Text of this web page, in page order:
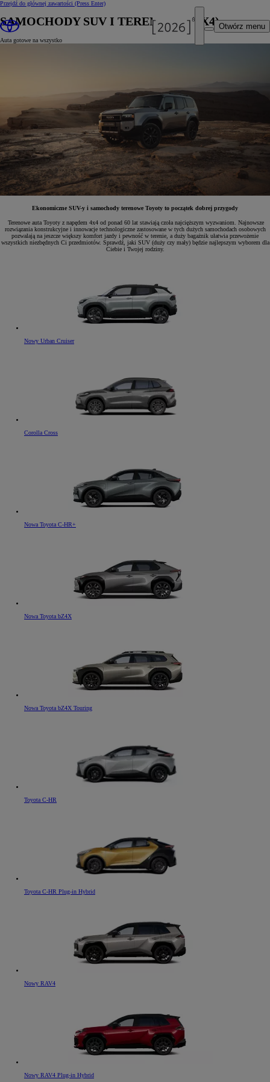
Przejdź do głównej zawartości (Press Enter)
Otwórz menu
SAMOCHODY SUV I TERENOWE (4X4)
Auta gotowe na wszystko
Ekonomiczne SUV-y i samochody terenowe Toyoty to początek dobrej przygody
Terenowe auta Toyoty z napędem 4x4 od ponad 60 lat stawiają czoła najcięższym wyzwaniom. Najnowsze
rozwiązania konstrukcyjne i innowacje technologiczne zastosowane w tych dużych samochodach osobowych
pozwalają na jeszcze większy komfort jazdy i pewność w terenie, a duży bagażnik ułatwia przewożenie
wszystkich niezbędnych Ci przedmiotów. Sprawdź, jaki SUV (duży czy mały) będzie najlepszym wyborem dla
Ciebie i Twojej rodziny.
Nowy Urban Cruiser
Corolla Cross
Nowa Toyota C-HR+
Nowa Toyota bZ4X
Nowa Toyota bZ4X Touring
Toyota C-HR
Toyota C-HR Plug-in Hybrid
Nowy RAV4
Nowy RAV4 Plug-in Hybrid